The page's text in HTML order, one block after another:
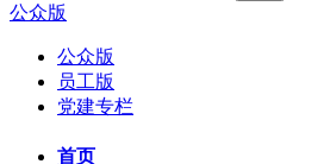
公众版
公众版
员工版
党建专栏
首页